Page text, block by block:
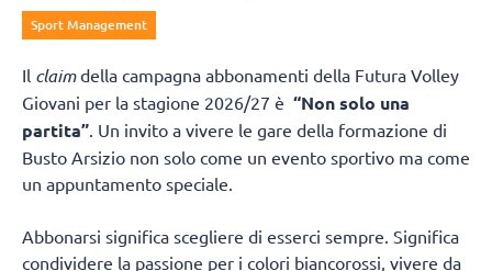
Sport Management
Il claimdella campagna abbonamenti della Futura Volley
Giovani per la stagione 2026/27 è “Non solo una
partita” . Un invito a vivere le gare della formazione di
Busto Arsizio non solo come un evento sportivo ma come
un appuntamento speciale.
Abbonarsi significa scegliere di esserci sempre. Significa
condividere la passione per i colori biancorossi, vivere da